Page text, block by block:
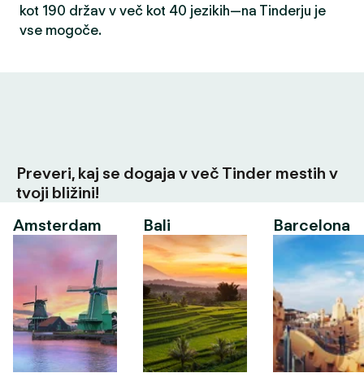
kot 190 držav v več kot 40 jezikih—na Tinderju je
vse mogoče.
Preveri, kaj se dogaja v več Tinder mestih v
tvoji bližini!
Amsterdam
Bali Barcelona